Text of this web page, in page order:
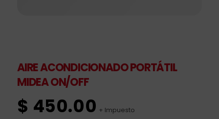
AIRE ACONDICIONADO PORTÁTIL
MIDEA ON/OFF
$ 450.00 + Impuesto